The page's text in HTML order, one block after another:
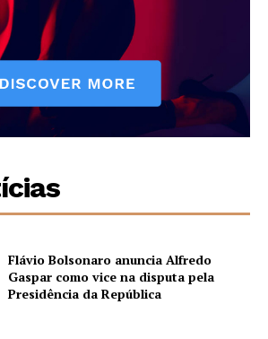
Flávio Bolsonaro anuncia Alfredo
Gaspar como vice na disputa pela
Presidência da República